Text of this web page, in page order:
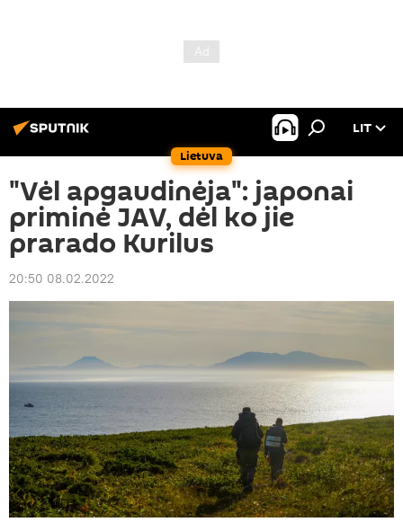
Lietuva
LIT
"Vėl apgaudinėja": japonai
priminė JAV, dėl ko jie
prarado Kurilus
20:50 08.02.2022